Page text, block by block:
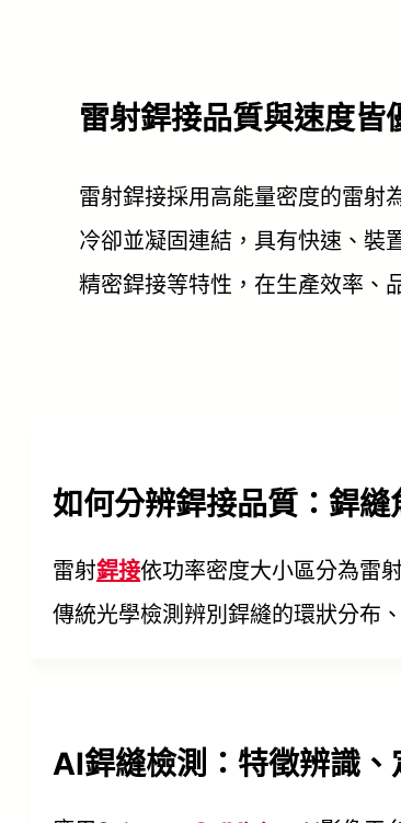
雷射銲接品質與速度皆
雷射銲接採用高能量密度的雷射
冷卻並凝固連結，具有快速、裝
精密銲接等特性，在生產效率、
如何分辨銲接品質：銲縫
雷射銲接依功率密度大小區分為雷
傳統光學檢測辨別銲縫的環狀分布
AI銲縫檢測：特徵辨識